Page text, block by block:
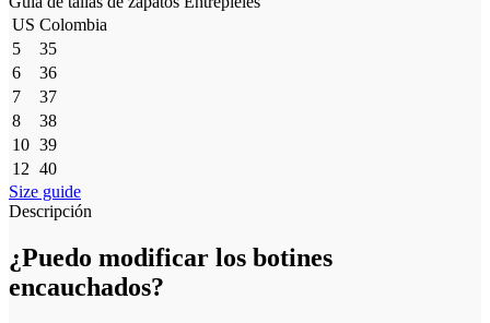
US Colombia
5
35
6
36
7
37
8
38
10 39
12 40
Size guide
Descripción
¿Puedo modificar los botines
encauchados?